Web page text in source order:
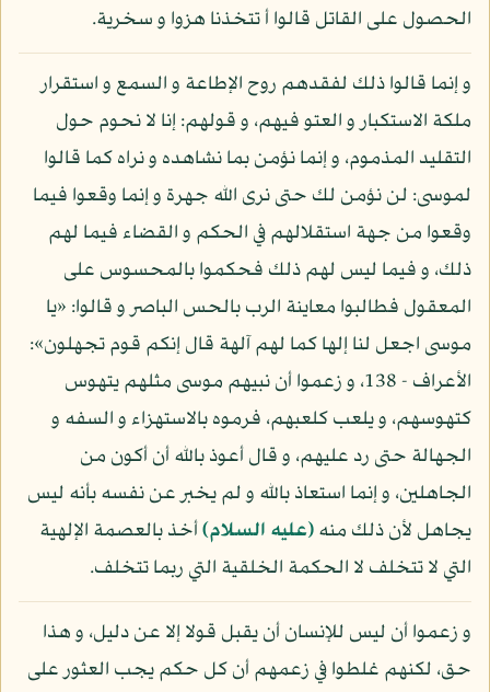
الحصول على القاتل قالوا أ تتخذنا هزوا و سخرية.
و إنما قالوا ذلك لفقدهم روح الإطاعة و السمع و استقرار
ملكة الاستكبار و العتو فيهم، و قولهم: إنا لا نحوم حول
التقليد المذموم، و إنما نؤمن بما نشاهده و نراه كما قالوا
لموسى: لن نؤمن لك حتى نرى الله جهرة و إنما وقعوا فيما
وقعوا من جهة استقلالهم في الحكم و القضاء فيما لهم
ذلك، و فيما ليس لهم ذلك فحكموا بالمحسوس على
المعقول فطالبوا معاينة الرب بالحس الباصر و قالوا: «يا
موسى اجعل لنا إلها كما لهم آلهة قال إنكم قوم تجهلون»:
الأعراف - 138، و زعموا أن نبيهم موسى مثلهم يتهوس
كتهوسهم، و يلعب كلعبهم، فرموه بالاستهزاء و السفه و
الجهالة حتى رد عليهم، و قال أعوذ بالله أن أكون من
الجاهلين، و إنما استعاذ بالله و لم يخبر عن نفسه بأنه ليس
يجاهل لأن ذلك منه(عليه السلام)أخذ بالعصمة الإلهية
التي لا تتخلف لا الحكمة الخلقية التي ربما تتخلف.
و زعموا أن ليس للإنسان أن يقبل قولا إلا عن دليل، و هذا
حق، لكنهم غلطوا في زعمهم أن كل حكم يجب العثور على